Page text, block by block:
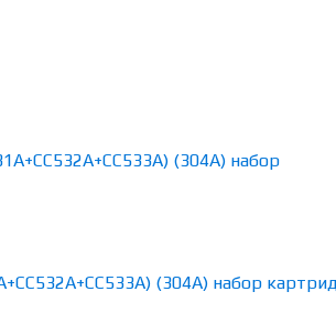
(304A) набор